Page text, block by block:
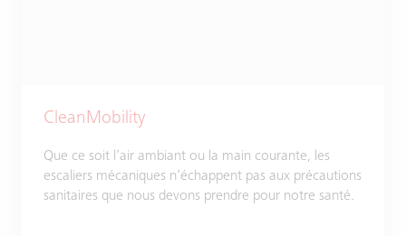
CleanMobility
Que ce soit l’air ambiant ou la main courante, les
escaliers mécaniques n’échappent pas aux précautions
sanitaires que nous devons prendre pour notre santé.